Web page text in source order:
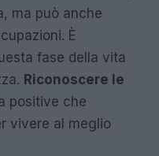
ma può anche
È
fase della vita
Riconoscere le
positive che
vivere al meglio